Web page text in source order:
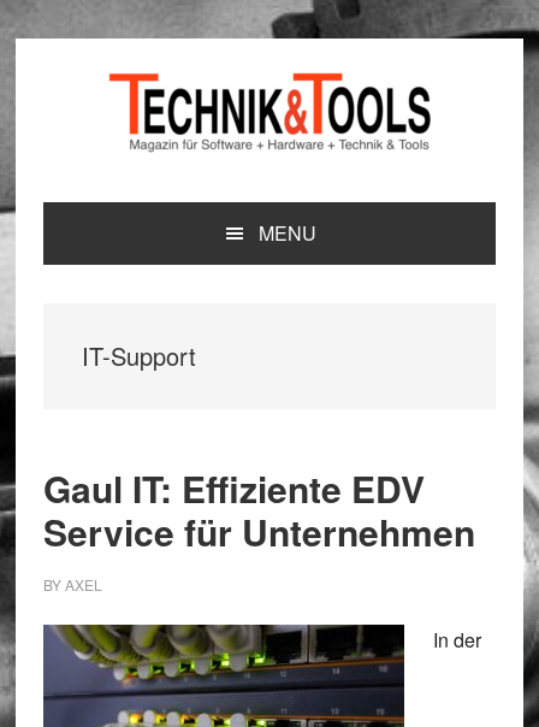
Zur
Hauptnavigation
Zum
Inhalt
Zur
Seitenspalte
MENU
IT-Support
Gaul IT: Effiziente EDV
Service für Unternehmen
BYAXEL
In der